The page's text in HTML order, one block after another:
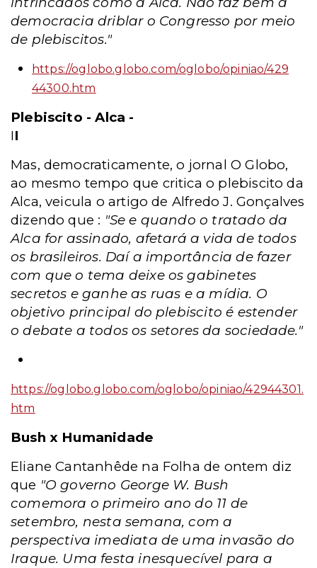
democracia driblar o Congresso por meio
de plebiscitos."
https://oglobo.globo.com/oglobo/opiniao/429
44300.htm
Plebiscito - Alca -
II
Mas, democraticamente, o jornal O Globo,
ao mesmo tempo que critica o plebiscito da
Alca, veicula o artigo de Alfredo J. Gonçalves
dizendo que : "Se e quando o tratado da
Alca for assinado, afetará a vida de todos
os brasileiros. Daí a importância de fazer
com que o tema deixe os gabinetes
secretos e ganhe as ruas e a mídia. O
objetivo principal do plebiscito é estender
o debate a todos os setores da sociedade."
https://oglobo.globo.com/oglobo/opiniao/42944301.
htm
Bush x Humanidade
Eliane Cantanhêde na Folha de ontem diz
que "O governo George W. Bush
comemora o primeiro ano do 11 de
setembro, nesta semana, com a
perspectiva imediata de uma invasão do
Iraque. Uma festa inesquecível para a